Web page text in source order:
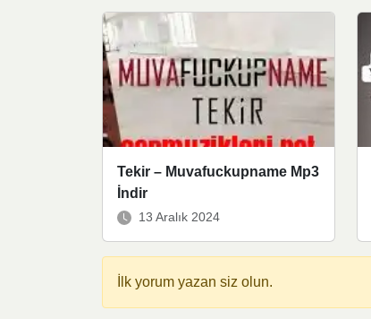
Tekir – Muvafuckupname Mp3
İndir
13 Aralık 2024
İlk yorum yazan siz olun.